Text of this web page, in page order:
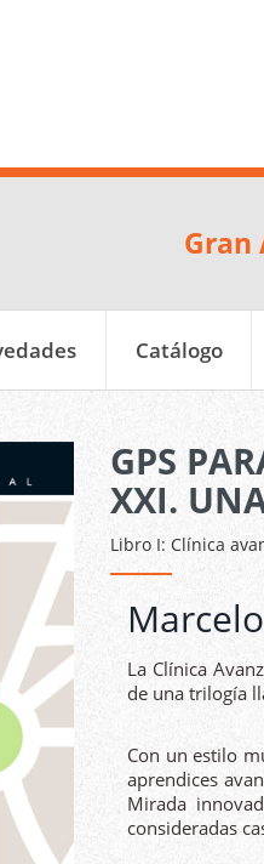
Gran
Catálogo
GPS
XXI.
Libro I: Clínica
La Clínica
de una trilogía
Con un estilo
aprendices
Mirada
consideradas